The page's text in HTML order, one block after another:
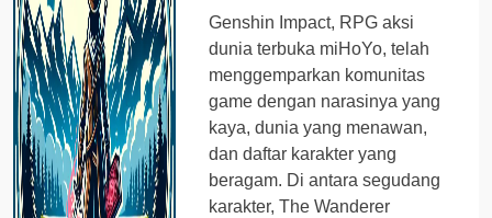
Genshin Impact, RPG aksi
dunia terbuka miHoYo, telah
menggemparkan komunitas
game dengan narasinya yang
kaya, dunia yang menawan,
dan daftar karakter yang
beragam. Di antara segudang
karakter, The Wanderer